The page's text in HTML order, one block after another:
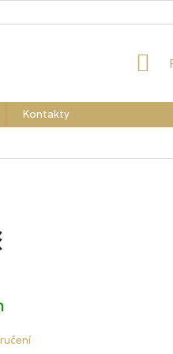
Kontakty